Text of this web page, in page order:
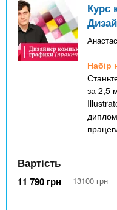
Курс
Набір
за 2,5
Вартість
11 790 грн 13100 грн